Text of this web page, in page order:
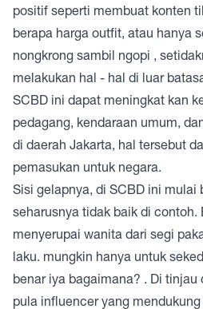
positif seperti membuat konten
berapa harga outfit, atau hanya
nongkrong sambil ngopi ,
melakukan hal - hal di luar
SCBD ini dapat meningkat kan
pedagang, kendaraan umum,
di daerah Jakarta, hal tersebut
pemasukan untuk negara.
Sisi gelapnya, di SCBD ini mulai
seharusnya tidak baik di contoh.
menyerupai wanita dari segi
laku. mungkin hanya untuk
benar iya bagaimana? . Di
pula influencer yang